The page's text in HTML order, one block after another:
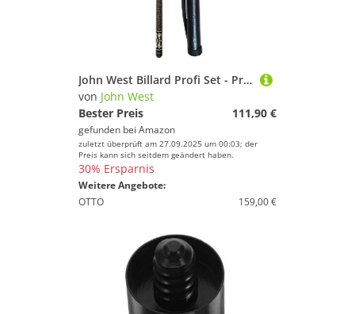
John West Billard Profi Set - Profi Pool Billardqueue + Köcher + Gewindeschutz
von John West
Bester Preis
111,90 €
gefunden bei Amazon
zuletzt überprüft am 27.09.2025 um 00:03; der
Preis kann sich seitdem geändert haben.
30% Ersparnis
Weitere Angebote:
OTTO
159,00 €